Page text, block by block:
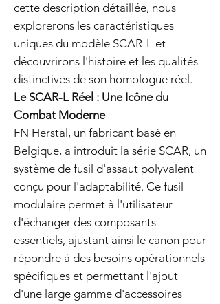
cette description détaillée, nous
explorerons les caractéristiques
uniques du modèle SCAR-L et
découvrirons l'histoire et les qualités
distinctives de son homologue réel.
Le SCAR-L Réel : Une Icône du
Combat Moderne
FN Herstal, un fabricant basé en
Belgique, a introduit la série SCAR, un
système de fusil d'assaut polyvalent
conçu pour l'adaptabilité. Ce fusil
modulaire permet à l'utilisateur
d'échanger des composants
essentiels, ajustant ainsi le canon pour
répondre à des besoins opérationnels
spécifiques et permettant l'ajout
d'une large gamme d'accessoires